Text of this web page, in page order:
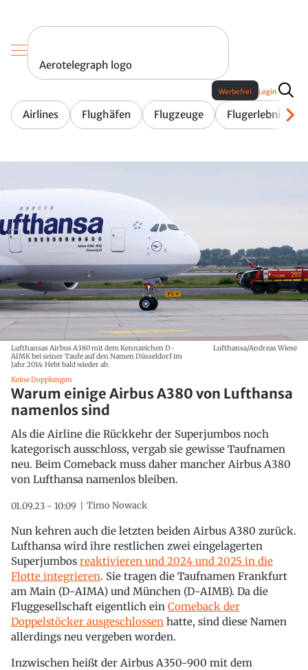
Aerotelegraph logo
Airlines Flughäfen Flugzeuge Flugerlebnis
Werbefrei Login
Lufthansas Airbus A380 mit dem Kennzeichen D-
AIMK bei seiner Taufe auf den Namen Düsseldorf im
Jahr 2014: Hebt bald wieder ab.
Lufthansa/Andreas Wiese
Keine Dopplungen
Warum einige Airbus A380 von Lufthansa
namenlos sind
Als die Airline die Rückkehr der Superjumbos noch
kategorisch ausschloss, vergab sie gewisse Taufnamen
neu. Beim Comeback muss daher mancher Airbus A380
von Lufthansa namenlos bleiben.
01.09.23 - 10:09 Timo Nowack
Nun kehren auch die letzten beiden Airbus A380 zurück.
Lufthansa wird ihre restlichen zwei eingelagerten
Superjumbos reaktivieren und 2024 und 2025 in die
Flotte integrieren. Sie tragen die Taufnamen Frankfurt
am Main (D-AIMA) und München (D-AIMB). Da die
Fluggesellschaft eigentlich ein Comeback der
Doppelstöcker ausgeschlossen hatte, sind diese Namen
allerdings neu vergeben worden.
Inzwischen heißt der Airbus A350-900 mit dem